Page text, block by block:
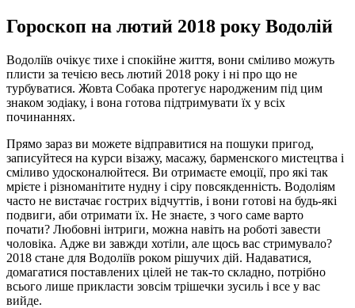
Гороскоп на лютий 2018 року Водолій
Водоліїв очікує тихе і спокійне життя, вони сміливо можуть
плисти за течією весь лютий 2018 року і ні про що не
турбуватися. Жовта Собака протегує народженим під цим
знаком зодіаку, і вона готова підтримувати їх у всіх
починаннях.
Прямо зараз ви можете відправитися на пошуки пригод,
записуйтеся на курси візажу, масажу, барменского мистецтва і
сміливо удосконалюйтеся. Ви отримаєте емоції, про які так
мрієте і різноманітите нудну і сіру повсякденність. Водоліям
часто не вистачає гострих відчуттів, і вони готові на будь-які
подвиги, аби отримати їх. Не знаєте, з чого саме варто
почати? Любовні інтриги, можна навіть на роботі завести
чоловіка. Адже ви завжди хотіли, але щось вас стримувало?
2018 стане для Водоліїв роком рішучих дій. Надаватися,
домагатися поставлених цілей не так-то складно, потрібно
всього лише прикласти зовсім трішечки зусиль і все у вас
вийде.